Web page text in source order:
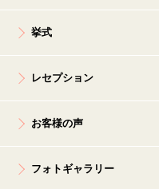
挙式
レセプション
お客様の声
フォトギャラリー